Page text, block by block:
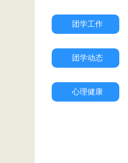
团学工作
团学动态
心理健康